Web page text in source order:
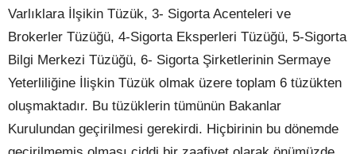
Varlıklara İlşikin Tüzük, 3- Sigorta Acenteleri ve
Brokerler Tüzüğü, 4-Sigorta Eksperleri Tüzüğü, 5-Sigorta
Bilgi Merkezi Tüzüğü, 6- Sigorta Şirketlerinin Sermaye
Yeterliliğine İlişkin Tüzük olmak üzere toplam 6 tüzükten
oluşmaktadır. Bu tüzüklerin tümünün Bakanlar
Kurulundan geçirilmesi gerekirdi. Hiçbirinin bu dönemde